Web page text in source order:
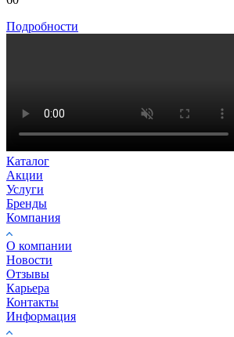
Подробности
Каталог
Акции
Услуги
Бренды
Компания
О компании
Новости
Отзывы
Карьера
Контакты
Информация